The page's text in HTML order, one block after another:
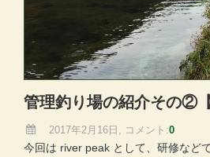
管理釣り場の紹介その②【
2017年2月16日, コメント:0
今回は river peak として、研修など